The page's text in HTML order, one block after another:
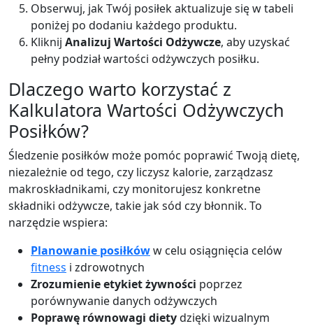
g Add
31
calories
1g
protein
6g
carbs
0.3g
fat
g Add
Jabłko (ze skórką)
52
calories
0.3g
protein
13.8g 0.2g
Per 100g
g Add
Obserwuj, jak Twój posiłek aktualizuje się w tabeli
poniżej po dodaniu każdego produktu.
Kliknij Analizuj Wartości Odżywcze, aby uzyskać
pełny podział wartości odżywczych posiłku.
Dlaczego warto korzystać z
Kalkulatora Wartości Odżywczych
Posiłków?
Śledzenie posiłków może pomóc poprawić Twoją dietę,
niezależnie od tego, czy liczysz kalorie, zarządzasz
makroskładnikami, czy monitorujesz konkretne
składniki odżywcze, takie jak sód czy błonnik. To
narzędzie wspiera:
Planowanie posiłkóww celu osiągnięcia celów
fitness i zdrowotnych
Zrozumienie etykiet żywności poprzez
porównywanie danych odżywczych
Poprawę równowagi dietydzięki wizualnym